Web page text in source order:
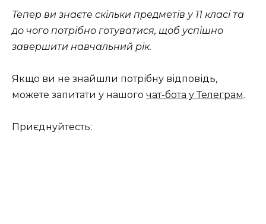
Тепер ви знаєте скільки предметів у 11 класі та
до чого потрібно готуватися, щоб успішно
завершити навчальний рік.
Якщо ви не знайшли потрібну відповідь,
можете запитати у нашого чат-бота у Телеграм.
Приєднуйтесть: